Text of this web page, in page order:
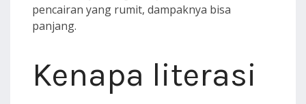
pencairan yang rumit, dampaknya bisa
panjang.
Kenapa literasi